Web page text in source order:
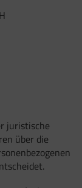
juristische
über die